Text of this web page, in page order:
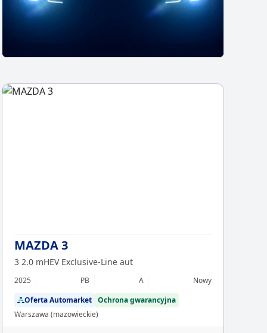
MAZDA 3
3 2.0 mHEV Exclusive-Line aut
2025 PB A
Nowy
Oferta Automarket
Ochrona gwarancyjna
Warszawa (mazowieckie)